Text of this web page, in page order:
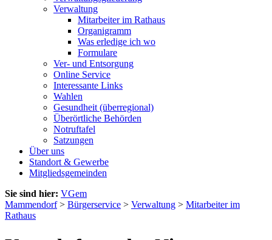
Verwaltung
Mitarbeiter im Rathaus
Organigramm
Was erledige ich wo
Formulare
Ver- und Entsorgung
Online Service
Interessante Links
Wahlen
Gesundheit (überregional)
Überörtliche Behörden
Notruftafel
Satzungen
Über uns
Standort & Gewerbe
Mitgliedsgemeinden
Sie sind hier: VGem
Mammendorf> Bürgerservice > Verwaltung > Mitarbeiter im
Rathaus